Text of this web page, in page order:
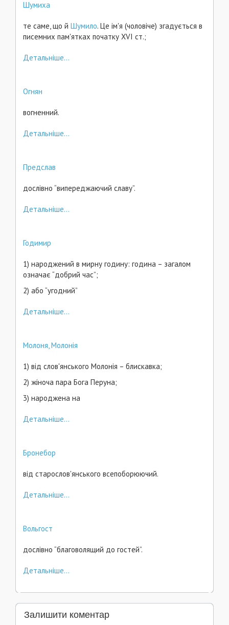
Шумиха
те саме, що й Шумило. Це ім'я (чоловіче) згадується в
писемних пам'ятках початку ХVІ ст.;
Детальніше...
Огнян
вогненний.
Детальніше...
Предслав
дослівно “випереджаючий славу”.
Детальніше...
Годимир
1) народжений в мирну годину: година – загалом
означає “добрий час”;
2) або “угодний”
Детальніше...
Молоня, Молонія
1) від слов'янського Молонія – блискавка;
2) жіноча пара Бога Перуна;
3) народжена на
Детальніше...
Бронебор
від старослов'янського всепоборюючий.
Детальніше...
Вольгост
дослівно “благоволящий до гостей”.
Детальніше...
Залишити коментар